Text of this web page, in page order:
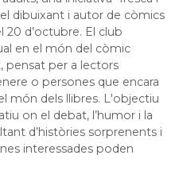
dibuixant i autor de còmics
20 d’octubre. El club
en el món del còmic
pensat per a lectors
o persones que encara
món dels llibres. L'objectiu
on el debat, l’humor i la
d’històries sorprenents i
interessades poden